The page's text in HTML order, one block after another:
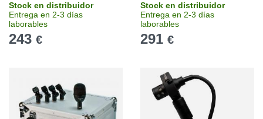
Stock en distribuidor
Entrega en 2-3 días
laborables
243 €
Stock en distribuidor
Entrega en 2-3 días
laborables
291 €